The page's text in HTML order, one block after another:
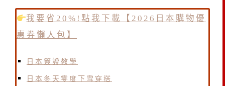
我要省20%!點我下載【2026日本購物優
惠券懶人包】
日本簽證教學
日本冬天零度下雪穿搭